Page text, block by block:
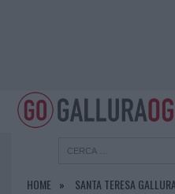
HOME SANTA TERESA